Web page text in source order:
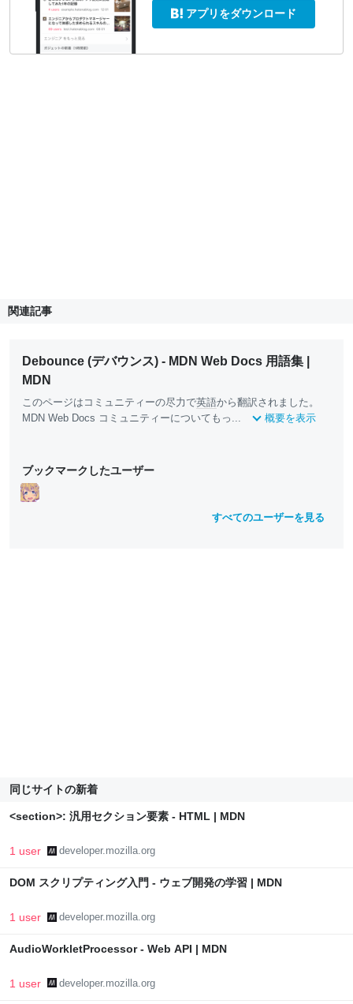
アプリをダウンロード
関連記事
Debounce (デバウンス) - MDN Web Docs 用語集 |
MDN
このページはコミュニティーの尽力で英語から翻訳されました。
MDN Web Docs コミュニティーについてもっ...
概要を表示
ブックマークしたユーザー
すべてのユーザーを見る
同じサイトの新着
<section>: 汎用セクション要素 - HTML | MDN
1 user developer.mozilla.org
DOM スクリプティング入門 - ウェブ開発の学習 | MDN
1 user developer.mozilla.org
AudioWorkletProcessor - Web API | MDN
1 user developer.mozilla.org